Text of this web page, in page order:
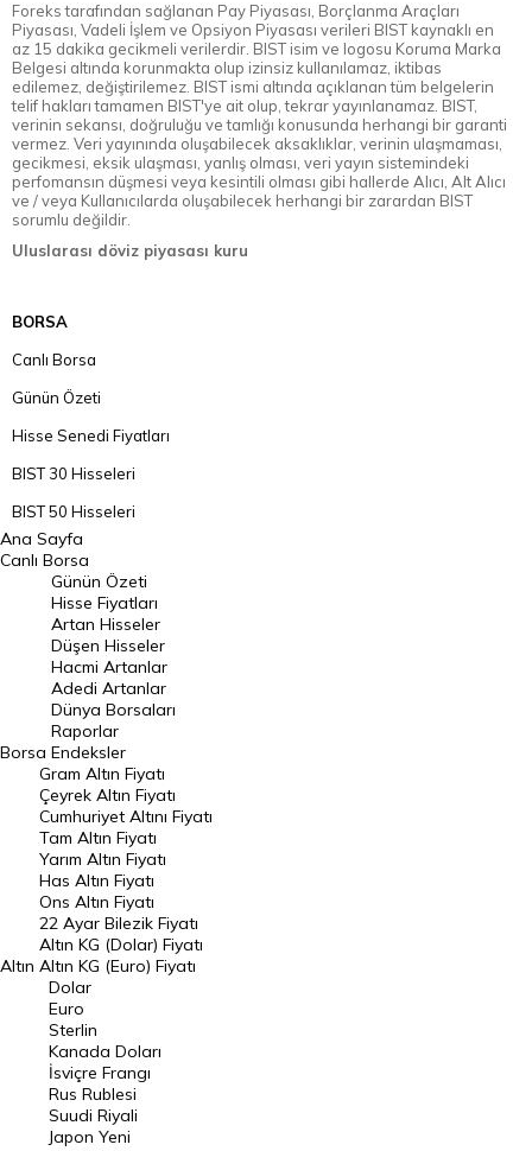
Foreks tarafından sağlanan Pay Piyasası, Borçlanma Araçları
Piyasası, Vadeli İşlem ve Opsiyon Piyasası verileri BIST kaynaklı en
az 15 dakika gecikmeli verilerdir. BIST isim ve logosu Koruma Marka
Belgesi altında korunmakta olup izinsiz kullanılamaz, iktibas
edilemez, değiştirilemez. BIST ismi altında açıklanan tüm belgelerin
telif hakları tamamen BIST'ye ait olup, tekrar yayınlanamaz. BIST,
verinin sekansı, doğruluğu ve tamlığı konusunda herhangi bir garanti
vermez. Veri yayınında oluşabilecek aksaklıklar, verinin ulaşmaması,
gecikmesi, eksik ulaşması, yanlış olması, veri yayın sistemindeki
perfomansın düşmesi veya kesintili olması gibi hallerde Alıcı, Alt Alıcı
ve / veya Kullanıcılarda oluşabilecek herhangi bir zarardan BIST
sorumlu değildir.
Uluslarası döviz piyasası kuru
BORSA
Canlı Borsa
Günün Özeti
Hisse Senedi Fiyatları
BIST 30 Hisseleri
BIST 50 Hisseleri
BIST 100 Hisseleri
En Çok Artan Hisseler
En Çok Düşen Hisseler
Hacmi Artanlar
Geçmiş Kapanışlar
Dünya Borsaları
Raporlar
Endeksler
DÖVİZ
Döviz Kuru
Dolar Kuru
Euro Kuru
Pound Kuru
Frank Kuru
Riyal Kuru
Avustralya Doları
Ana Sayfa
Canlı Borsa
Borsa
Günün Özeti
Hisse Fiyatları
Artan Hisseler
Düşen Hisseler
Hacmi Artanlar
Adedi Artanlar
Dünya Borsaları
Raporlar
Endeksler
Altın
Gram Altın Fiyatı
Çeyrek Altın Fiyatı
Cumhuriyet Altını Fiyatı
Tam Altın Fiyatı
Yarım Altın Fiyatı
Has Altın Fiyatı
Ons Altın Fiyatı
22 Ayar Bilezik Fiyatı
Altın KG (Dolar) Fiyatı
Altın KG (Euro) Fiyatı
Dolar
Euro
Sterlin
Kanada Doları
İsviçre Frangı
Rus Rublesi
Suudi Riyali
Japon Yeni